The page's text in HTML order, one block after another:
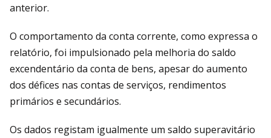
anterior.
O comportamento da conta corrente, como expressa o
relatório, foi impulsionado pela melhoria do saldo
excendentário da conta de bens, apesar do aumento
dos défices nas contas de serviços, rendimentos
primários e secundários.
Os dados registam igualmente um saldo superavitário